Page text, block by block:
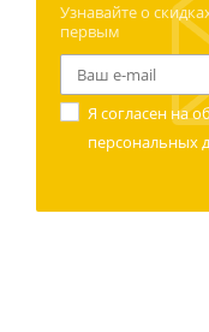
Узнавайте о
первым
Я согласен на
персональных